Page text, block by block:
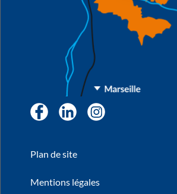
FacebookLinkedIn
Plan de site
Mentions légales